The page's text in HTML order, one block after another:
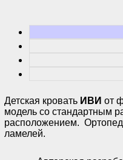
Детская кровать ИВИ от
модель со стандартным
расположением.
ламелей.